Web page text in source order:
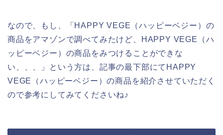
なので、もし、「HAPPY VEGE（ハッピーベジー）の
商品をアマゾンで調べてみたけど、HAPPY VEGE（ハ
ッピーベジー）の商品をみつけることができな
い、、、」という方は、記事の最下部にてHAPPY
VEGE（ハッピーベジー）の商品を紹介させていただく
ので参考にしてみてくださいね♪